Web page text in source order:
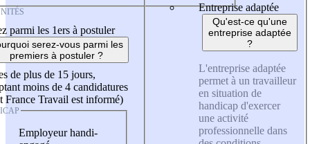
parmi les 1ers à postuler
serez-vous parmi les
premiers à postuler ?
de plus de 15 jours,
moins de 4 candidatures
France Travail est informé)
Employeur handi-
Entreprise adaptée
Qu'est-ce qu'une
entreprise adaptée
?
L'entreprise adaptée
permet à un travailleur
en situation de
handicap d'exercer
une activité
professionnelle dans